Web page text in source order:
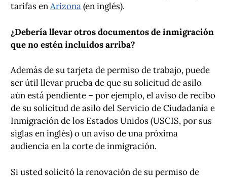
tarifas enArizona(en inglés).
¿Debería llevar otros documentos de inmigración
que no estén incluidos arriba?
Además de su tarjeta de permiso de trabajo, puede
ser útil llevar prueba de que su solicitud de asilo
aún está pendiente – por ejemplo, el aviso de recibo
de su solicitud de asilo del Servicio de Ciudadanía e
Inmigración de los Estados Unidos (USCIS, por sus
siglas en inglés) o un aviso de una próxima
audiencia en la corte de inmigración.
Si usted solicitó la renovación de su permiso de